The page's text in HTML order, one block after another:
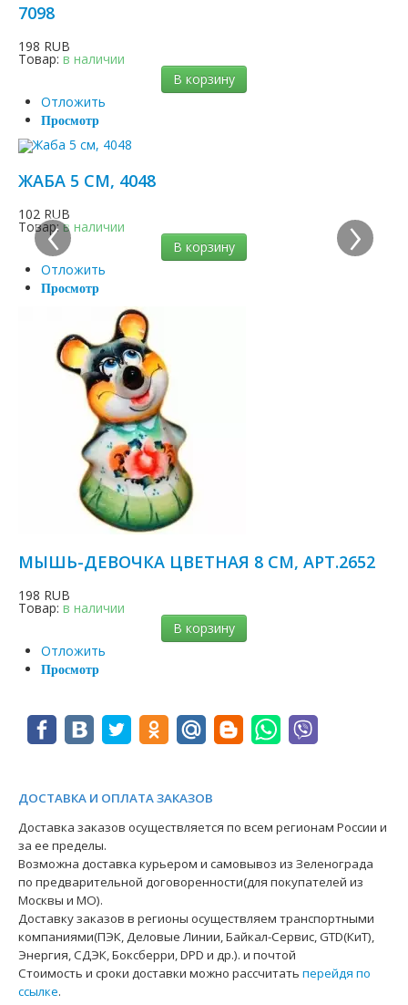
7098
198 RUB
Товар: в наличии
В корзину
Отложить
Просмотр
ЖАБА 5 СМ, 4048
102 RUB
Товар:в наличии
В корзину
Отложить
Просмотр
МЫШЬ-ДЕВОЧКА ЦВЕТНАЯ 8 СМ, АРТ.2652
198 RUB
Товар: в наличии
В корзину
Отложить
Просмотр
‹ ›
ДОСТАВКА И ОПЛАТА ЗАКАЗОВ
Доставка заказов осуществляется по всем регионам России и
за ее пределы.
Возможна доставка курьером и самовывоз из Зеленограда
по предварительной договоренности(для покупателей из
Москвы и МО).
Доставку заказов в регионы осуществляем транспортными
компаниями(ПЭК, Деловые Линии, Байкал-Сервис, GTD(КиТ),
Энергия, СДЭК, Боксберри, DPD и др.). и почтой
Стоимость и сроки доставки можно рассчитать перейдя по
ссылке.